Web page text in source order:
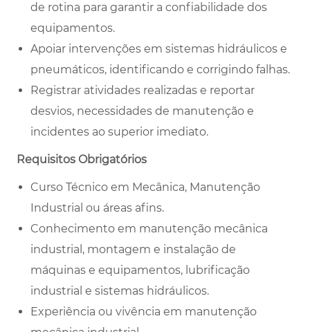
de rotina para garantir a confiabilidade dos
equipamentos.
Apoiar intervenções em sistemas hidráulicos e
pneumáticos, identificando e corrigindo falhas.
Registrar atividades realizadas e reportar
desvios, necessidades de manutenção e
incidentes ao superior imediato.
Requisitos Obrigatórios
Curso Técnico em Mecânica, Manutenção
Industrial ou áreas afins.
Conhecimento em manutenção mecânica
industrial, montagem e instalação de
máquinas e equipamentos, lubrificação
industrial e sistemas hidráulicos.
Experiência ou vivência em manutenção